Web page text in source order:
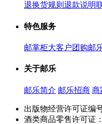
退换货规则 退款说明
特色服务
邮掌柜大客户团购邮
关于邮乐
邮乐简介 邮乐招商 商
出版物经营许可证编
酒类商品零售许可证